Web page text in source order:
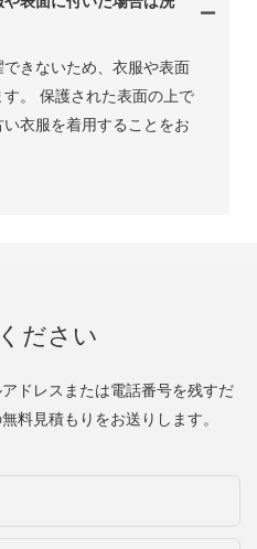
きないため、衣服や表面
。 保護された表面の上で
衣服を着用することをお
ださい
ドレスまたは電話番号を残すだ
料見積もりをお送りします。